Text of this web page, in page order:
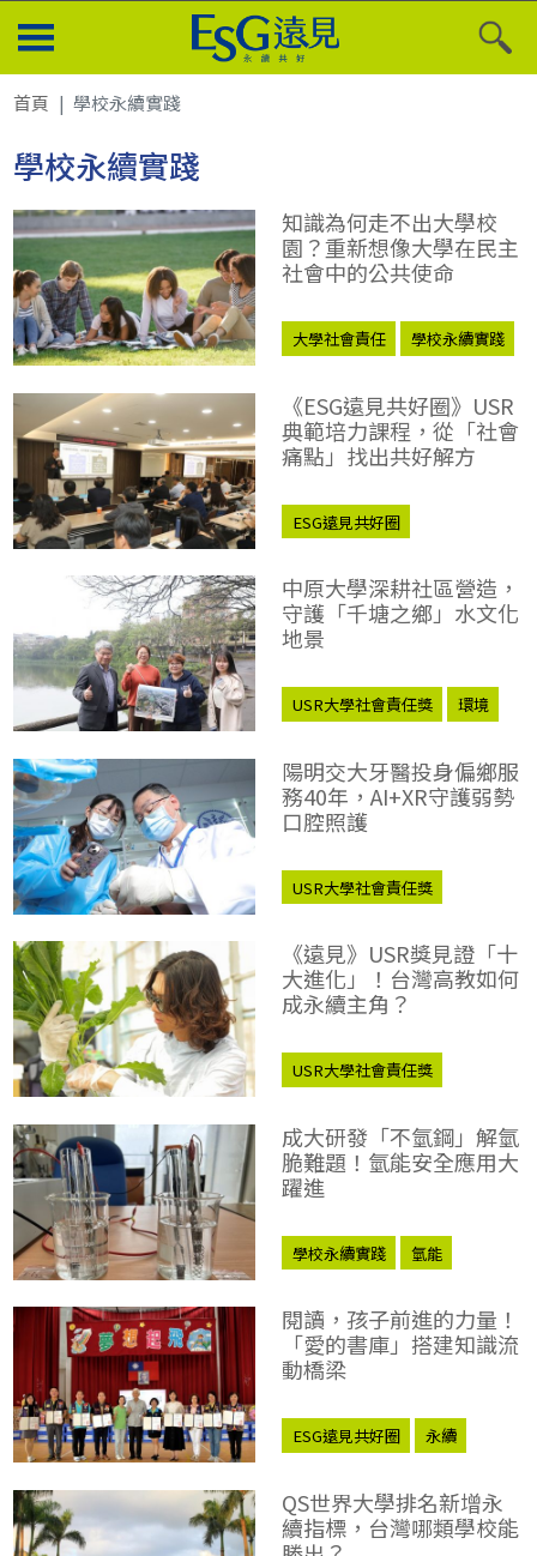
首頁 學校永續實踐
學校永續實踐
知識為何走不出大學校
園？重新想像大學在民主
社會中的公共使命
大學社會責任 學校永續實踐
《ESG遠見共好圈》USR
典範培力課程，從「社會
痛點」找出共好解方
ESG遠見共好圈
學校永續實踐
中原大學深耕社區營造，
守護「千塘之鄉」水文化
地景
USR大學社會責任獎
環境
陽明交大牙醫投身偏鄉服
務40年，AI+XR守護弱勢
口腔照護
USR大學社會責任獎
《遠見》USR獎見證「十
大進化」！台灣高教如何
成永續主角？
USR大學社會責任獎
成大研發「不氫鋼」解氫
脆難題！氫能安全應用大
躍進
學校永續實踐 氫能
閱讀，孩子前進的力量！
「愛的書庫」搭建知識流
動橋梁
ESG遠見共好圈
永續
QS世界大學排名新增永
續指標，台灣哪類學校能